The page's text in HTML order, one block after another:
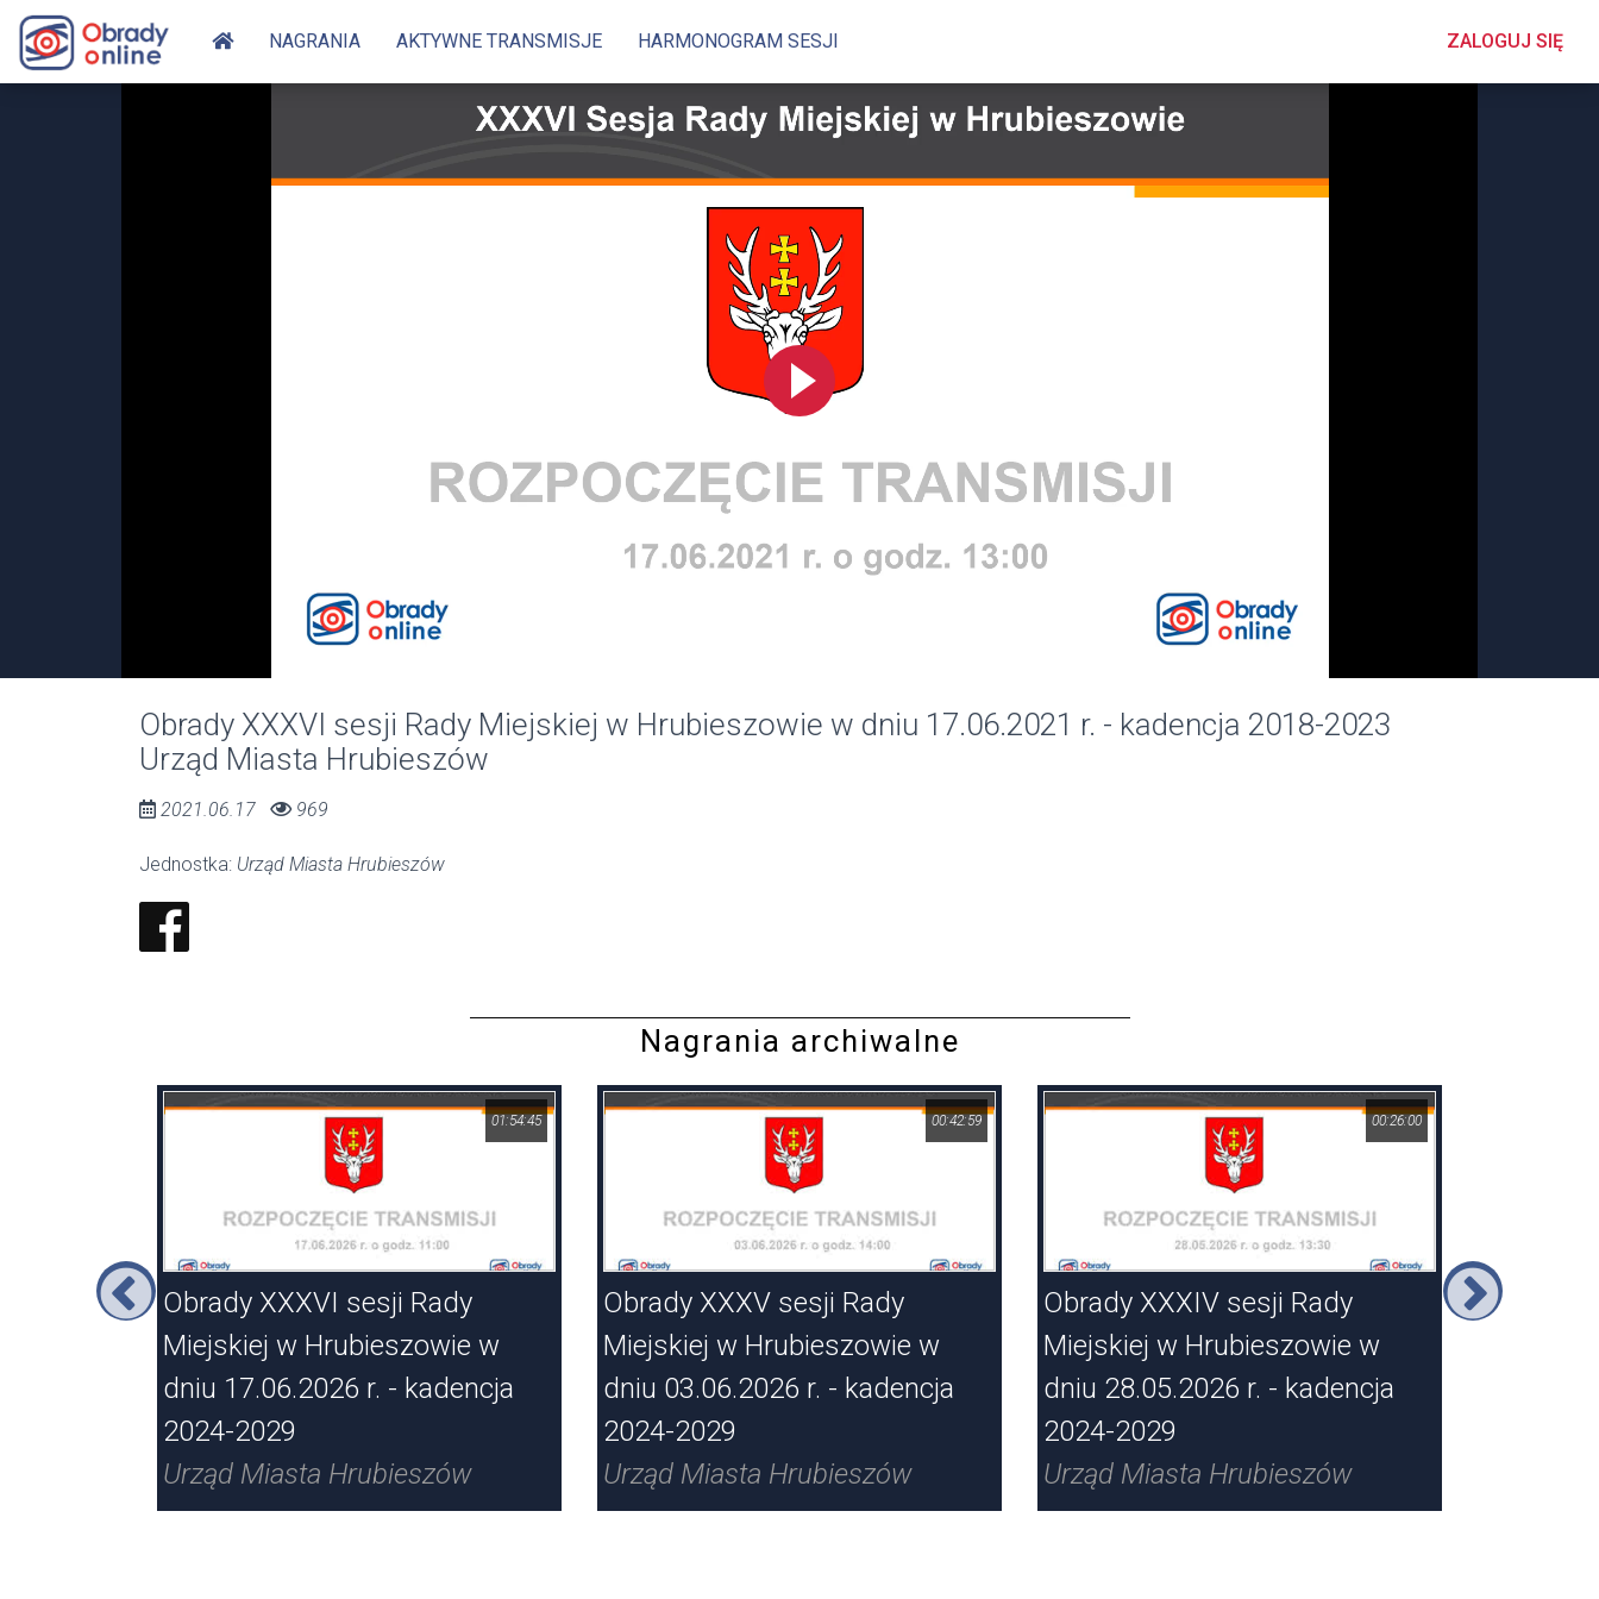
NAGRANIA AKTYWNE TRANSMISJE HARMONOGRAM SESJI ZALOGUJ SIĘ
Obrady XXXVI sesji Rady Miejskiej w Hrubieszowie w dniu 17.06.2021 r. - kadencja 2018-2023
Urząd Miasta Hrubieszów
2021.06.17 969
Jednostka: Urząd Miasta Hrubieszów
Nagrania archiwalne
w
01:54:45
Obrady XXXVI sesji Rady
Miejskiej w Hrubieszowie w
dniu 17.06.2026 r. - kadencja
2024-2029
Urząd Miasta Hrubieszów
00:42:59
Obrady XXXV sesji Rady
Miejskiej w Hrubieszowie w
dniu 03.06.2026 r. - kadencja
2024-2029
Urząd Miasta Hrubieszów
00:26:00
Obrady XXXIV sesji Rady
Miejskiej w Hrubieszowie w
dniu 28.05.2026 r. - kadencja
2024-2029
Urząd Miasta Hrubieszów
Obrady